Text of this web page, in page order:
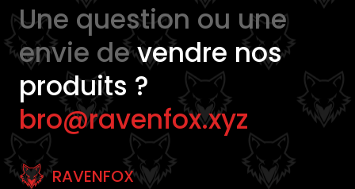
Une question ou une
envie devendre nos
produits ?
bro@ravenfox.xyz
RAVENFOX